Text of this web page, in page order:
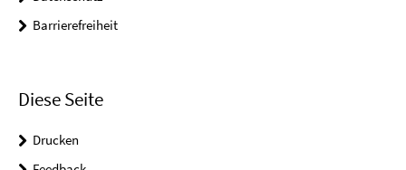
Barrierefreiheit
Diese Seite
Drucken